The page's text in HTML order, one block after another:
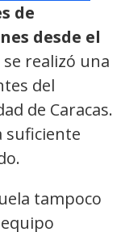
de
desde el
realizó una
del
de Caracas.
suficiente
tampoco